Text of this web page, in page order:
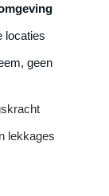
locaties
geen
lekkages